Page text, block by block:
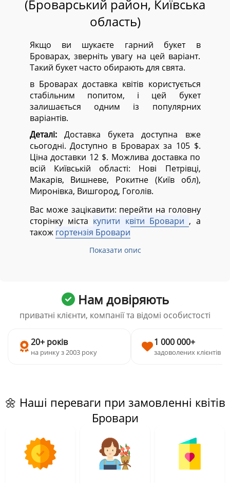
(Броварський район, Київська
область)
Якщо ви шукаєте гарний букет в
Броварах, зверніть увагу на цей варіант.
Такий букет часто обирають для свята.
в Броварах доставка квітів користується
стабільним попитом, і цей букет
залишається одним із популярних
варіантів.
Деталі:Доставка букета доступна вже
сьогодні. Доступно в Броварах за 105 $.
Ціна доставки 12 $. Можлива доставка по
всій Київській області: Нові Петрівці,
Макарів, Вишневе, Рокитне (Київ обл),
Миронівка, Вишгород, Гоголів.
Вас може зацікавити: перейти на головну
сторінку міста купити квіти Бровари , а
також гортензія Бровари
Показати опис
Нам довіряють
приватні клієнти, компанії та відомі особистості
20+ років
на ринку з 2003 року
1 000 000+
задоволених клієнтів
🌼 Наші переваги при замовленні квітів
Бровари